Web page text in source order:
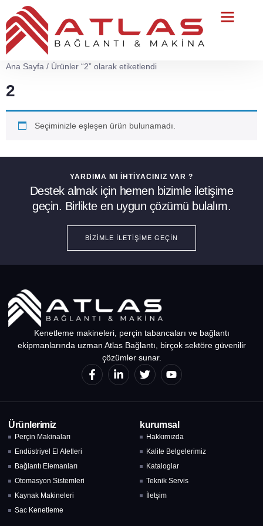
Ana Sayfa / Ürünler “2” olarak etiketlendi
2
Seçiminizle eşleşen ürün bulunamadı.
YARDIMA MI İHTIYACINIZ VAR ?
Destek almak için hemen bizimle iletişime
geçin. Birlikte en uygun çözümü bulalım.
BIZIMLE İLETIŞIME GEÇIN
Kenetleme makineleri, perçin tabancaları ve bağlantı
ekipmanlarında uzman Atlas Bağlantı, birçok sektöre güvenilir
çözümler sunar.
Ürünlerimiz
Perçin Makinaları
Endüstriyel El Aletleri
Bağlantı Elemanları
Otomasyon Sistemleri
Kaynak Makineleri
Sac Kenetleme
kurumsal
Hakkımızda
Kalite Belgelerimiz
Kataloglar
Teknik Servis
İletşim